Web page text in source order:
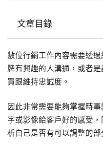
文章目錄
數位行銷工作內容需要透
牌有興趣的人溝通，或者
買跟維持忠誠度。
因此非常需要能夠掌握時
字或影像給客戶好的感受
析自己是否有可以調整的部